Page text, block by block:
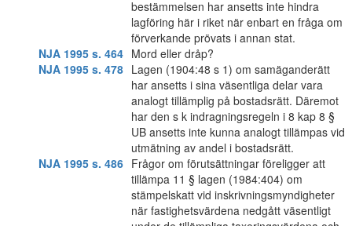
bestämmelsen har ansetts inte hindra
lagföring här i riket när enbart en fråga om
förverkande prövats i annan stat.
NJA 1995 s. 464 Mord eller dråp?
NJA 1995 s. 478 Lagen (1904:48 s 1) om samäganderätt
har ansetts i sina väsentliga delar vara
analogt tillämplig på bostadsrätt. Däremot
har den s k indragningsregeln i 8 kap 8 §
UB ansetts inte kunna analogt tillämpas vid
utmätning av andel i bostadsrätt.
NJA 1995 s. 486 Frågor om förutsättningar föreligger att
tillämpa 11 § lagen (1984:404) om
stämpelskatt vid inskrivningsmyndigheter
när fastighetsvärdena nedgått väsentligt